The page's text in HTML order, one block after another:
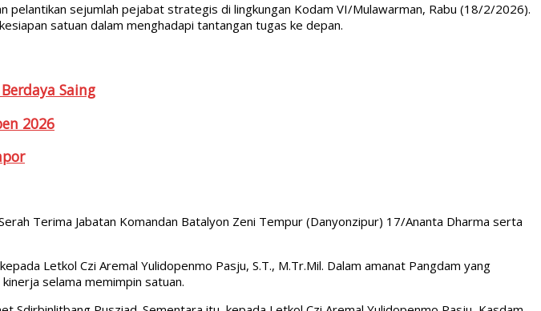
sejumlah pejabat strategis di lingkungan Kodam VI/Mulawarman, Rabu (18/2/2026).
satuan dalam menghadapi tantangan tugas ke depan.
Saing
2026
Terima Jabatan Komandan Batalyon Zeni Tempur (Danyonzipur) 17/Ananta Dharma serta
Letkol Czi Aremal Yulidopenmo Pasju, S.T., M.Tr.Mil. Dalam amanat Pangdam yang
selama memimpin satuan.